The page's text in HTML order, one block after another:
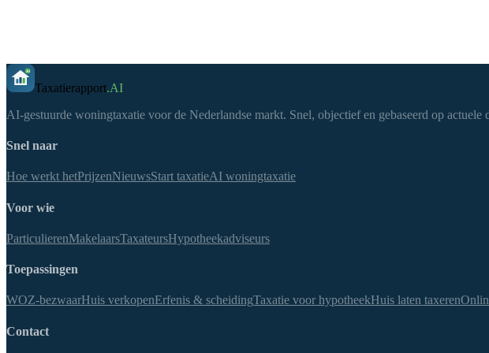
Taxatierapport.AI
AI-gestuurde woningtaxatie voor de Nederlandse markt. Snel, objectief en gebaseerd op actuele
Snel naar
Hoe werkt hetPrijzenNieuwsStart taxatieAI woningtaxatie
Voor wie
ParticulierenMakelaarsTaxateursHypotheekadviseurs
Toepassingen
WOZ-bezwaarHuis verkopenErfenis & scheidingTaxatie voor hypotheekHuis laten taxeren
Contact